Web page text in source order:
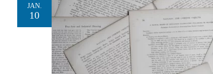
JAN.
10